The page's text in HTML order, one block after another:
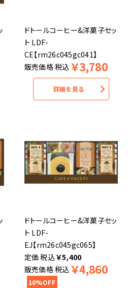
ドトールコーヒー&洋菓子セッ
ト LDF-
CE【rm26c045gc041】
販売価格税込 ￥3,780
詳細を見る
ドトールコーヒー&洋菓子セッ
ト LDF-
EJ【rm26c045gc065】
税込￥5,400
販売価格税込 ￥4,860
10%OFF